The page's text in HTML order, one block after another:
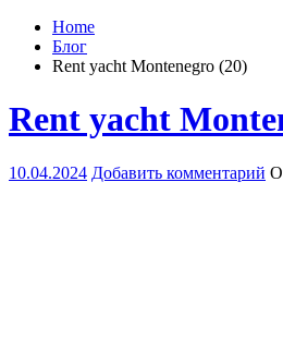
Home
Блог
Rent yacht Montenegro (20)
Rent yacht
10.04.2024 Добавить комментарий